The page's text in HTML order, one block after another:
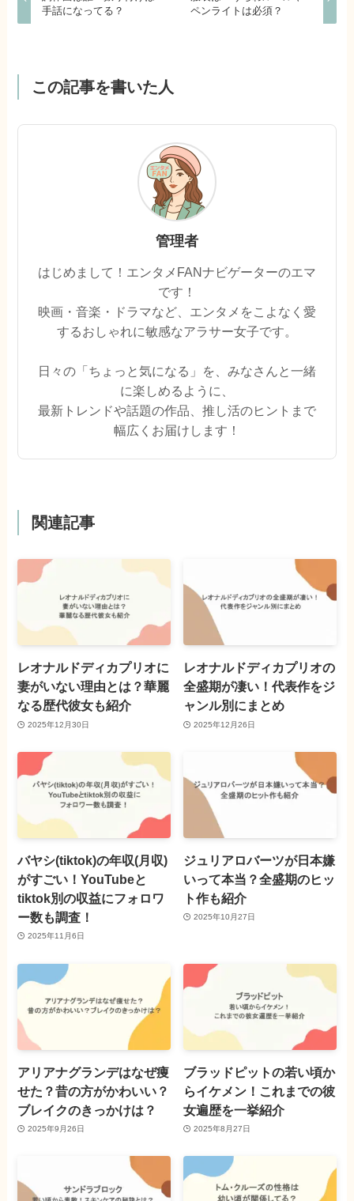
手話になってる？
ペンライトは必須？
この記事を書いた人
管理者
はじめまして！エンタメFANナビゲーターのエマ
です！
映画・音楽・ドラマなど、エンタメをこよなく愛
するおしゃれに敏感なアラサー女子です。
日々の「ちょっと気になる」を、みなさんと一緒
に楽しめるように、
最新トレンドや話題の作品、推し活のヒントまで
幅広くお届けします！
関連記事
レオナルドディカプリオに
妻がいない理由とは？華麗
なる歴代彼女も紹介
2025年12月30日
レオナルドディカプリオの
全盛期が凄い！代表作をジ
ャンル別にまとめ
2025年12月26日
バヤシ(tiktok)の年収(月収)
がすごい！YouTubeと
tiktok別の収益にフォロワ
ー数も調査！
2025年11月6日
ジュリアロバーツが日本嫌
いって本当？全盛期のヒッ
ト作も紹介
2025年10月27日
アリアナグランデはなぜ痩
せた？昔の方がかわいい？
ブレイクのきっかけは？
2025年9月26日
ブラッドピットの若い頃か
らイケメン！これまでの彼
女遍歴を一挙紹介
2025年8月27日